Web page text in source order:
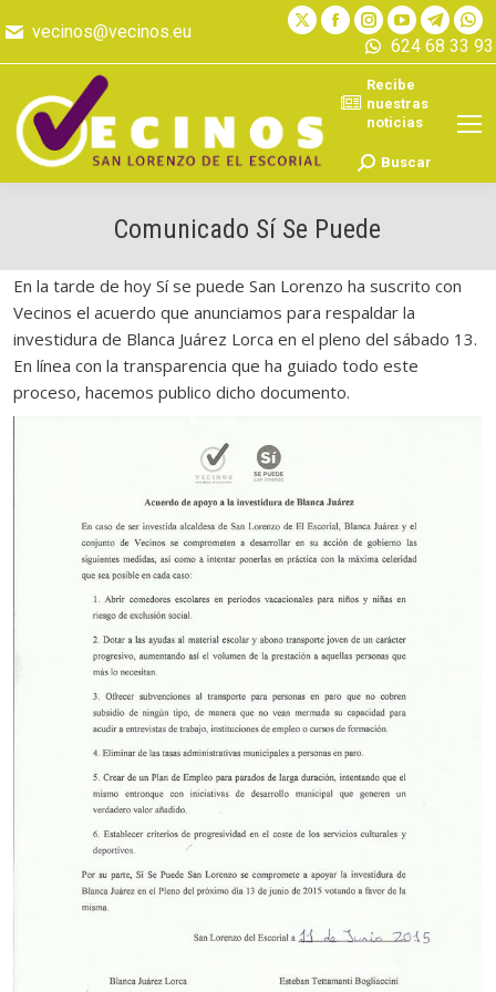
vecinos@vecinos.eu
X
new
window
Facebook
page
opens
in
new
window
Instagram
page
opens
in
new
window
YouTube
page
opens
in
new
window
page
new
624 68 33 93
Recibe
nuestras
noticias
Buscar:
Buscar
Comunicado Sí Se Puede
En la tarde de hoy Sí se puede San Lorenzo ha suscrito con
Vecinos el acuerdo que anunciamos para respaldar la
investidura de Blanca Juárez Lorca en el pleno del sábado 13.
En línea con la transparencia que ha guiado todo este
proceso, hacemos publico dicho documento.